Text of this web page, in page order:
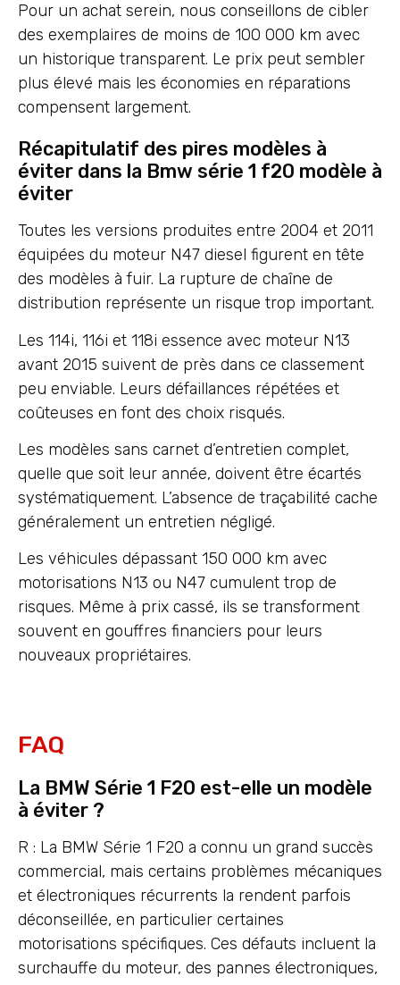
Pour un achat serein, nous conseillons de cibler
des exemplaires de moins de 100 000 km avec
un historique transparent. Le prix peut sembler
plus élevé mais les économies en réparations
compensent largement.
Récapitulatif des pires modèles à
éviter dans la Bmw série 1 f20 modèle à
éviter
Toutes les versions produites entre 2004 et 2011
équipées du moteur N47 diesel figurent en tête
des modèles à fuir. La rupture de chaîne de
distribution représente un risque trop important.
Les 114i, 116i et 118i essence avec moteur N13
avant 2015 suivent de près dans ce classement
peu enviable. Leurs défaillances répétées et
coûteuses en font des choix risqués.
Les modèles sans carnet d’entretien complet,
quelle que soit leur année, doivent être écartés
systématiquement. L’absence de traçabilité cache
généralement un entretien négligé.
Les véhicules dépassant 150 000 km avec
motorisations N13 ou N47 cumulent trop de
risques. Même à prix cassé, ils se transforment
souvent en gouffres financiers pour leurs
nouveaux propriétaires.
FAQ
La BMW Série 1 F20 est-elle un modèle
à éviter ?
R : La BMW Série 1 F20 a connu un grand succès
commercial, mais certains problèmes mécaniques
et électroniques récurrents la rendent parfois
déconseillée, en particulier certaines
motorisations spécifiques. Ces défauts incluent la
surchauffe du moteur, des pannes électroniques,